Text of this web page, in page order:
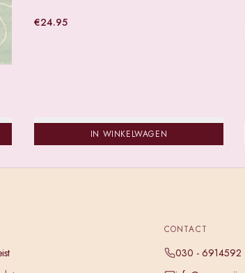
€24.95
IN WINKELWAGEN
CONTACT
030 - 6914592